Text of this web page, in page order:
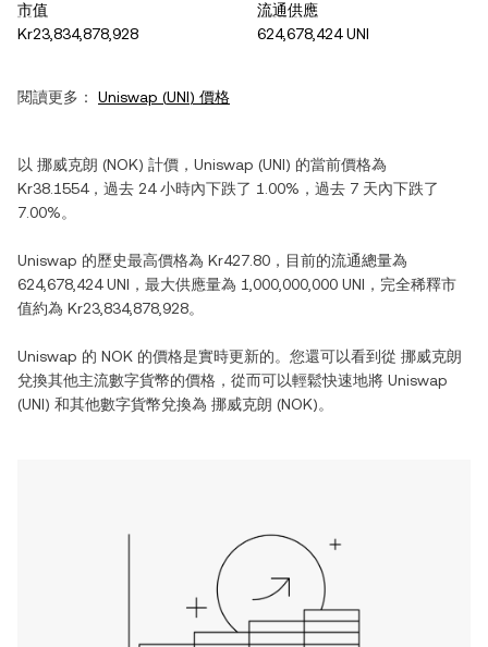
市值
Kr23,834,878,928
流通供應
624,678,424 UNI
閱讀更多： Uniswap (UNI) 價格
以 挪威克朗 (NOK) 計價， Uniswap (UNI) 的當前價格為
Kr38.1554，過去 24 小時內下跌了 1.00% ，過去 7 天內下跌了
7.00%。
Uniswap 的歷史最高價格為 Kr427.80 ，目前的流通總量為
624,678,424 UNI ，最大供應量為 1,000,000,000 UNI ，完全稀釋市
值約為 Kr23,834,878,928。
Uniswap 的 NOK 的價格是實時更新的。您還可以看到從 挪威克朗
兌換其他主流數字貨幣的價格，從而可以輕鬆快速地將 Uniswap
(UNI) 和其他數字貨幣兌換為 挪威克朗 (NOK)。